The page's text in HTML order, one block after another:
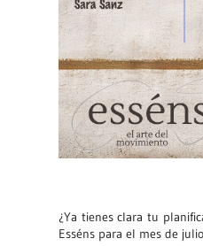
¿Ya tienes clara tu
Esséns para el mes de